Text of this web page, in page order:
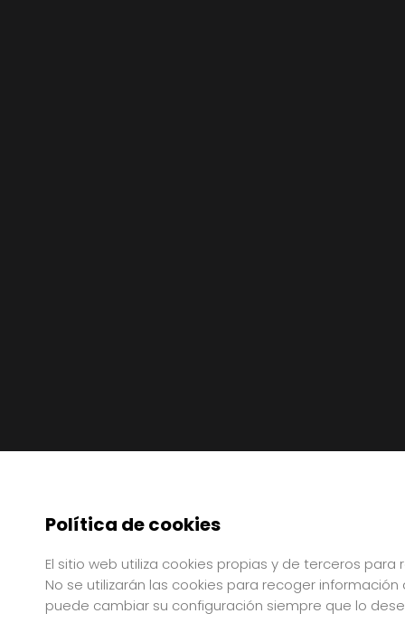
Política de cookies
El sitio web utiliza cookies propias y de terceros
No se utilizarán las cookies para recoger
puede cambiar su configuración siempre que lo